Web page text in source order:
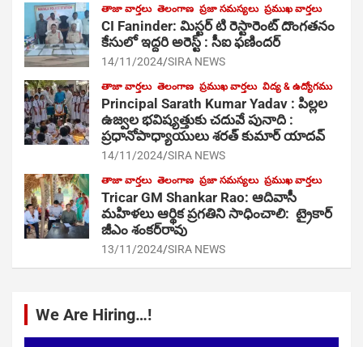
తాజా వార్తలు తెలంగాణ ప్రజా సమస్యలు ప్రముఖ వార్తలు
CI Faninder: మిస్టర్ టి రెస్టారెంట్ దొంగతనం
కేసులో ఇద్దరి అరెస్ట్ : సీఐ ఫణిందర్
14/11/2024 SIRA NEWS
తాజా వార్తలు తెలంగాణ ప్రముఖ వార్తలు విద్య & ఉద్యోగము
Principal Sarath Kumar Yadav : పిల్లల
ఉజ్వల భవిష్యత్తుకు చదువే పునాది :
ప్రధానోపాధ్యాయులు శరత్ కుమార్ యాదవ్
14/11/2024 SIRA NEWS
తాజా వార్తలు తెలంగాణ ప్రజా సమస్యలు ప్రముఖ వార్తలు
Tricar GM Shankar Rao: ఆదివాసీ
మహిళలు ఆర్థిక ప్రగతిని సాధించాలి: ట్రైకార్
జీఎం శంకర్‌రావు
13/11/2024 SIRA NEWS
We Are Hiring…!